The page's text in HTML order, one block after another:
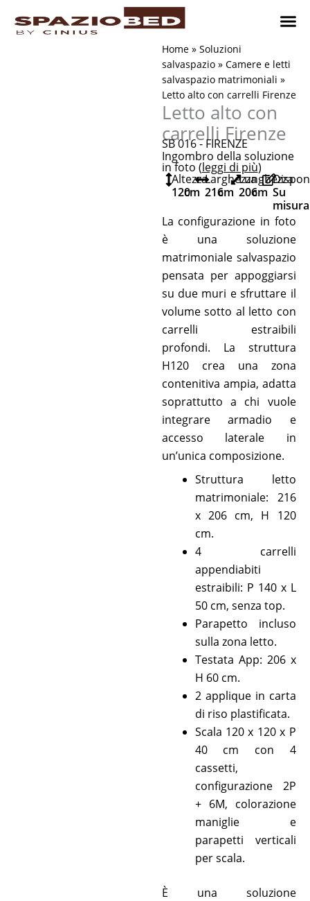
Home» Soluzioni
salvaspazio» Camere e letti
salvaspazio matrimoniali »
Letto alto con carrelli Firenze
Letto alto con
carrelli Firenze
SB 016 - FIRENZE
Ingombro della soluzione
in foto (leggi di più)
Altezza
120cm
Larghezza
216cm
Lunghezza
206cm Su
misura
La configurazione in foto
è una soluzione
matrimoniale salvaspazio
pensata per appoggiarsi
su due muri e sfruttare il
volume sotto al letto con
carrelli estraibili
profondi. La struttura
H120 crea una zona
contenitiva ampia, adatta
soprattutto a chi vuole
integrare armadio e
accesso laterale in
un’unica composizione.
Struttura letto
matrimoniale: 216
x 206 cm, H 120
cm.
4 carrelli
appendiabiti
estraibili: P 140 x L
50 cm, senza top.
Parapetto incluso
sulla zona letto.
Testata App: 206 x
H 60 cm.
2 applique in carta
di riso plastificata.
Scala 120 x 120 x P
40 cm con 4
cassetti,
configurazione 2P
+ 6M, colorazione
maniglie e
parapetti verticali
per scala.
È una soluzione